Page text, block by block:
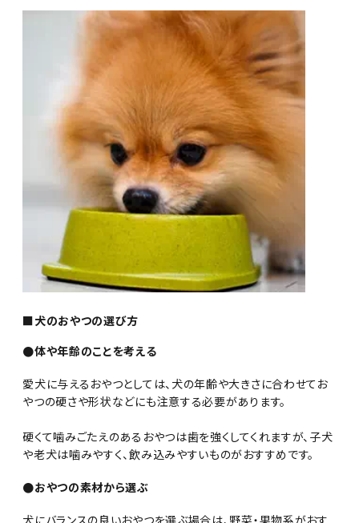
■犬のおやつの選び方
●体や年齢のことを考える
愛犬に与えるおやつとしては、犬の年齢や大きさに合わせてお
やつの硬さや形状などにも注意する必要があります。
硬くて噛みごたえのあるおやつは歯を強くしてくれますが、子犬
や老犬は噛みやすく、飲み込みやすいものがおすすめです。
●おやつの素材から選ぶ